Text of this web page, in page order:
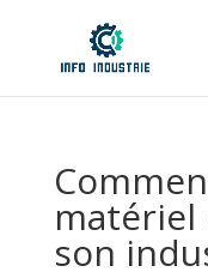
matériel
son